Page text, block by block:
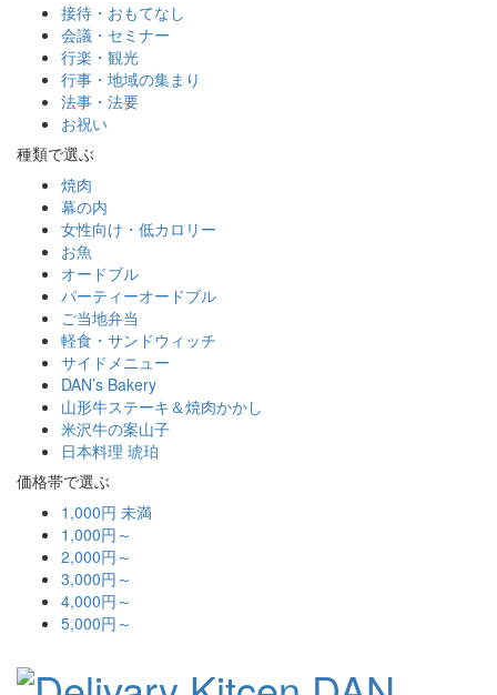
接待・おもてなし
会議・セミナー
行楽・観光
行事・地域の集まり
法事・法要
お祝い
種類で選ぶ
焼肉
幕の内
女性向け・低カロリー
お魚
オードブル
パーティーオードブル
ご当地弁当
軽食・サンドウィッチ
サイドメニュー
DAN’s Bakery
山形牛ステーキ＆焼肉かかし
米沢牛の案山子
日本料理 琥珀
価格帯で選ぶ
1,000円 未満
1,000円～
2,000円～
3,000円～
4,000円～
5,000円～